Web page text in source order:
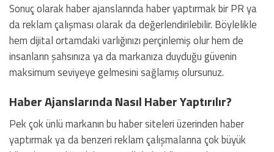
Sonuç olarak haber ajanslarında haber yaptırmak bir PR ya
da reklam çalışması olarak da değerlendirilebilir. Böylelikle
hem dijital ortamdaki varlığınızı perçinlemiş olur hem de
insanların şahsınıza ya da markanıza duyduğu güvenin
maksimum seviyeye gelmesini sağlamış olursunuz.
Haber Ajanslarında Nasıl Haber Yaptırılır?
Pek çok ünlü markanın bu haber siteleri üzerinden haber
yaptırmak ya da benzeri reklam çalışmalarına çok büyük